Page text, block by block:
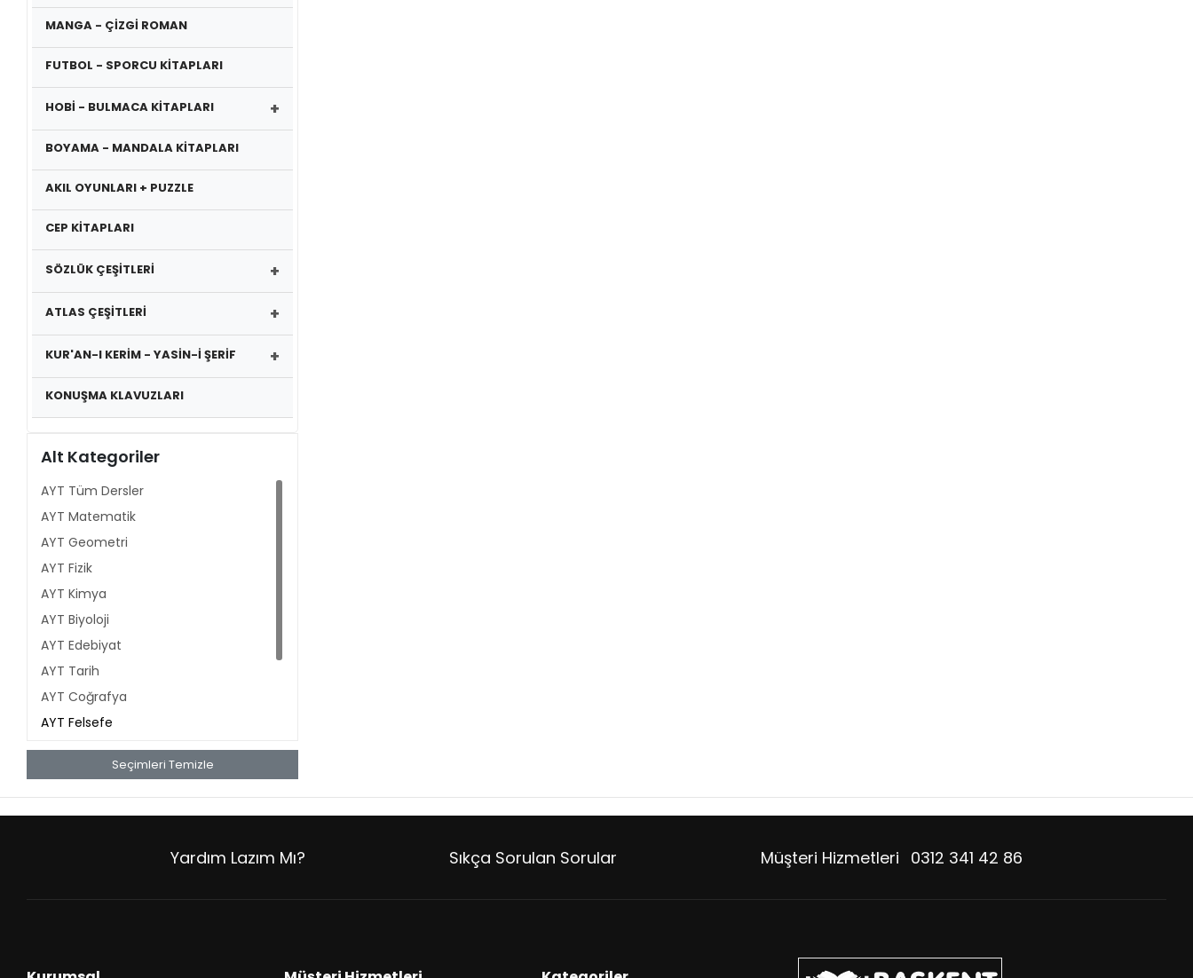
MANGA - ÇİZGİ ROMAN
FUTBOL - SPORCU KİTAPLARI
HOBİ - BULMACA KİTAPLARI +
BOYAMA - MANDALA KİTAPLARI
AKIL OYUNLARI + PUZZLE
CEP KİTAPLARI
SÖZLÜK ÇEŞİTLERİ +
ATLAS ÇEŞİTLERİ +
KUR'AN-I KERİM - YASİN-İ ŞERİF +
KONUŞMA KLAVUZLARI
Alt Kategoriler
AYT Tüm Dersler
AYT Matematik
AYT Geometri
AYT Fizik
AYT Kimya
AYT Biyoloji
AYT Edebiyat
AYT Tarih
AYT Coğrafya
AYT Felsefe
AYT Din Kültürü
AYT Fen Bilimleri
AYT Sosyal Bilimler
Seçimleri Temizle
Yardım Lazım Mı? Sıkça Sorulan Sorular Müşteri Hizmetleri 0312 341 42 86